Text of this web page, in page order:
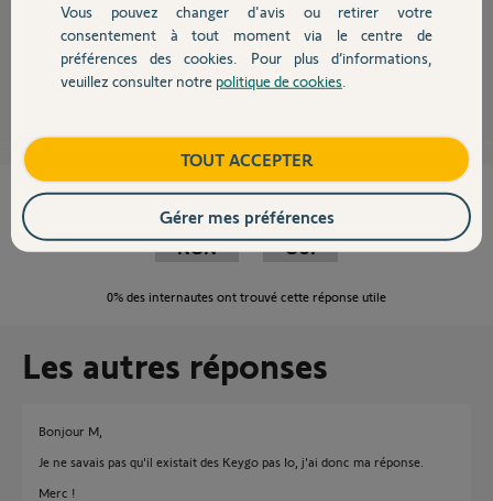
Devis avec un pro
Contact
l'appui d'un bouton c'est une IO.
Faites nous une photo vue de 3 faces.
Anonyme il y a presque 8 ans
Cette réponse vous a-t-elle aidé ?
NON OUI
0% des internautes ont trouvé cette réponse utile
Les autres réponses
Bonjour M,
Je ne savais pas qu'il existait des Keygo pas Io, j'ai donc ma réponse.
Merc !
Vous pouvez changer d'avis ou retirer votre
consentement à tout moment via le centre de
préférences des cookies. Pour plus d’informations,
veuillez consulter notre politique de cookies
TOUT ACCEPTER
Gérer mes préférences